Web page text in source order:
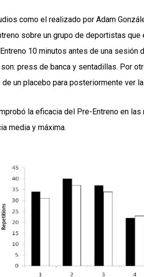
como el realizado por Adam
sobre un grupo de deportistas
10 minutos antes de una
press de banca y sentadillas. Por
un placebo para posteriormente ver
la eficacia del Pre-Entreno en
media y máxima.